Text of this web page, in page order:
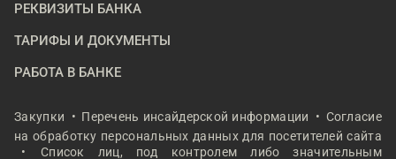
РЕКВИЗИТЫ БАНКА
ТАРИФЫ И ДОКУМЕНТЫ
РАБОТА В БАНКЕ
Закупки Перечень инсайдерской информации
Согласие
на обработку персональных данных для посетителей сайта
Список лиц, под контролем либо значительным